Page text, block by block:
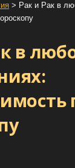
> Рак и Рак в
в